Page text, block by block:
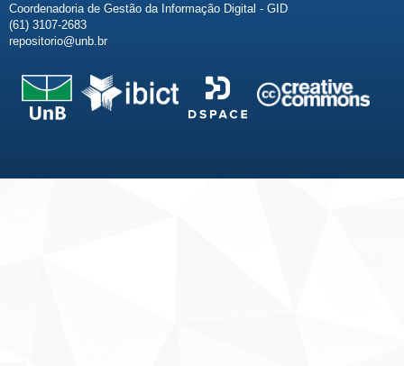
Coordenadoria de Gestão da Informação Digital - GID
(61) 3107-2683
repositorio@unb.br